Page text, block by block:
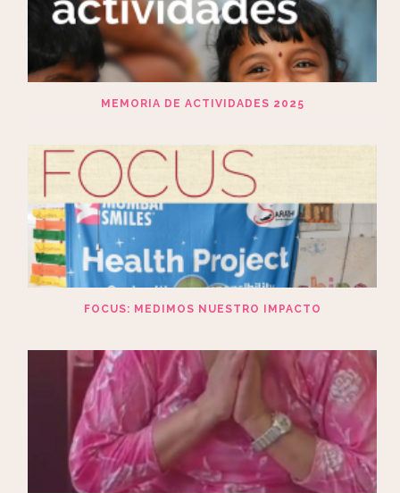
MEMORIA DE ACTIVIDADES 2025
FOCUS: MEDIMOS NUESTRO IMPACTO